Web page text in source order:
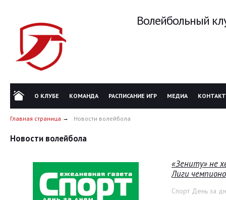
Волейбольный
О КЛУБЕ КОМАНДА РАСПИСАНИЕ ИГР МЕДИА
Главная страница Новости волейбола
Новости волейбола
«Зениту» не
Лиги
Спорт День за